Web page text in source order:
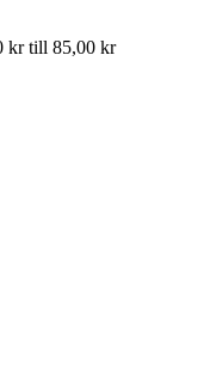
kr till 85,00 kr